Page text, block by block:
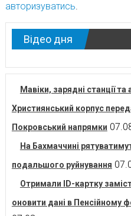
авторизуватись.
Відео дня
Мавіки, зарядні станції
Християнський корпус
Покровський напрямки
На Бахмаччині
подальшого руйнування
Отримали ID-картку
оновити дані в Пенсійному